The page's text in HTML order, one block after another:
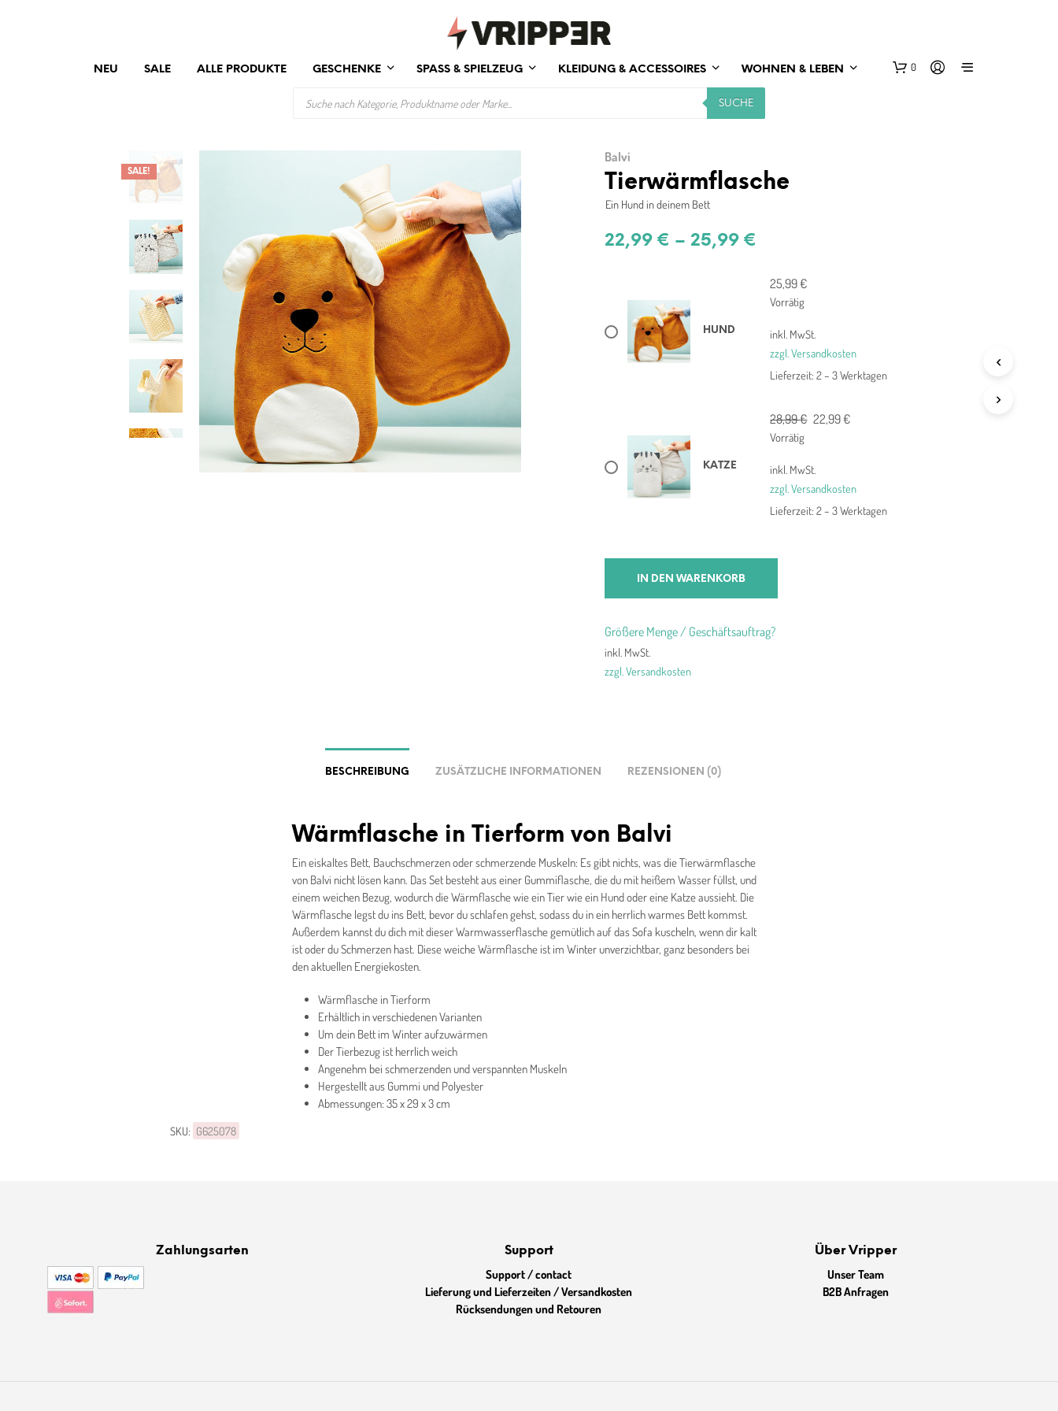
NEU SALE ALLE PRODUKTE GESCHENKE SPASS & SPIELZEUG KLEIDUNG & ACCESSOIRES WOHNEN & LEBEN 0
SUCHE
SALE!
Balvi
Tierwärmflasche
Ein Hund in deinem Bett
22,99€ – 25,99€
HUND
25,99€
Vorrätig
inkl. MwSt.
zzgl. Versandkosten
Lieferzeit:2 – 3 Werktagen
KATZE
28,99€ Ursprünglicher
28,99 €
22,99€Aktueller
Vorrätig
inkl. MwSt.
zzgl. Versandkosten
Lieferzeit:2 – 3 Werktagen
IN DEN WARENKORB
Größere Menge / Geschäftsauftrag?
inkl. MwSt.
zzgl. Versandkosten
BESCHREIBUNG ZUSÄTZLICHE INFORMATIONEN REZENSIONEN (0)
Wärmflasche in Tierform von Balvi
Ein eiskaltes Bett, Bauchschmerzen oder schmerzende Muskeln: Es gibt nichts, was die Tierwärmflasche
von Balvi nicht lösen kann. Das Set besteht aus einer Gummiflasche, die du mit heißem Wasser füllst, und
einem weichen Bezug, wodurch die Wärmflasche wie ein Tier wie ein Hund oder eine Katze aussieht. Die
Wärmflasche legst du ins Bett, bevor du schlafen gehst, sodass du in ein herrlich warmes Bett kommst.
Außerdem kannst du dich mit dieser Warmwasserflasche gemütlich auf das Sofa kuscheln, wenn dir kalt
ist oder du Schmerzen hast. Diese weiche Wärmflasche ist im Winter unverzichtbar, ganz besonders bei
den aktuellen Energiekosten.
Wärmflasche in Tierform
Erhältlich in verschiedenen Varianten
Um dein Bett im Winter aufzuwärmen
Der Tierbezug ist herrlich weich
Angenehm bei schmerzenden und verspannten Muskeln
Hergestellt aus Gummi und Polyester
Abmessungen: 35 x 29 x 3 cm
SKU: G625078
Zahlungsarten Support
Support / contact
Lieferung und Lieferzeiten / Versandkosten
Rücksendungen und Retouren
Über Vripper
Unser Team
B2B Anfragen